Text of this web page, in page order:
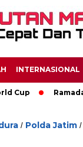
INTERNASIONAL
Ramadan: A
/ Polda Jatim /